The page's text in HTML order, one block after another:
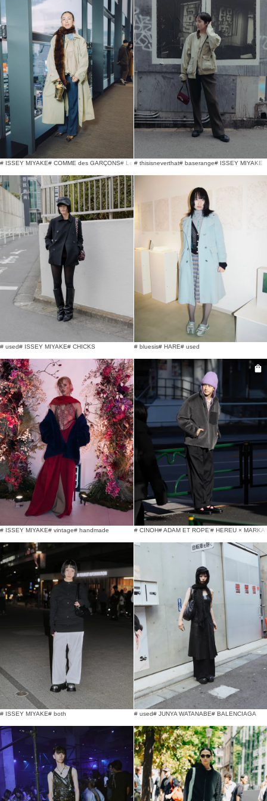
# ISSEY MIYAKE# COMME des GARÇONS# Levi's®# thisisneverthat# baserange# ISSEY MIYAKE
# used# ISSEY MIYAKE# CHICKS # bluesis# HARE# used
# ISSEY MIYAKE# vintage# handmade # CINOH# ADAM ET ROPE'# HEREU ×
# ISSEY MIYAKE# both # used# JUNYA WATANABE# BALENCIAGA